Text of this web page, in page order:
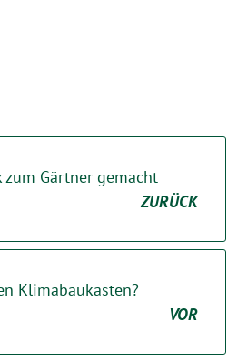
zum Gärtner gemacht
ZURÜCK
Klimabaukasten?
VOR